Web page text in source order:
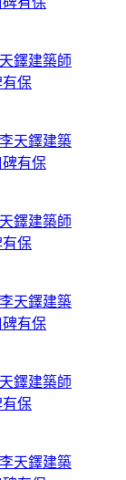
鐸建築師
保
鐸建築師
保
鐸建築師
保